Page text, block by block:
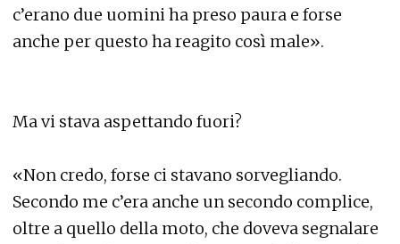
c’erano due uomini ha preso paura e forse
anche per questo ha reagito così male».
Ma vi stava aspettando fuori?
«Non credo, forse ci stavano sorvegliando.
Secondo me c’era anche un secondo complice,
oltre a quello della moto, che doveva segnalare